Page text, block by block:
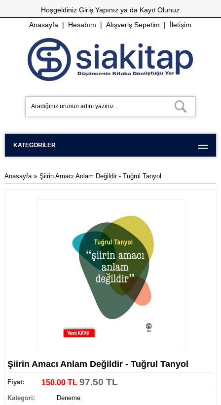
HoşgeldinizGiriş Yapınız ya da Kayıt Olunuz
Anasayfa | Hesabım |Alışveriş Sepetim | İletişim
KATEGORILER
Anasayfa » Şiirin Amacı Anlam Değildir - Tuğrul Tanyol
Şiirin Amacı Anlam Değildir - Tuğrul Tanyol
Fiyat: 150.00 TL 97.50 TL
Kategori:
Deneme